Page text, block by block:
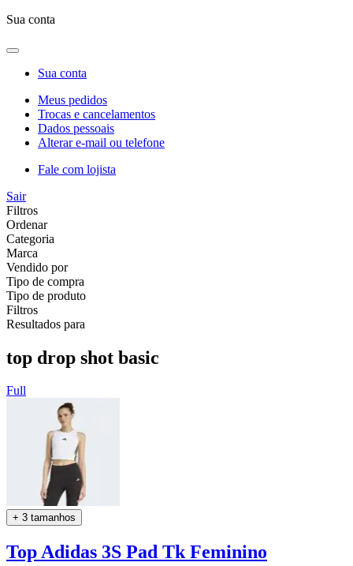
Sua conta
Sua conta
Meus pedidos
Trocas e cancelamentos
Dados pessoais
Alterar e-mail ou telefone
Fale com lojista
Sair
Filtros
Ordenar
Categoria
Marca
Vendido por
Tipo de compra
Tipo de produto
Filtros
Resultados para
top drop shot basic
Full
+ 3 tamanhos
Top Adidas 3S Pad Tk Feminino